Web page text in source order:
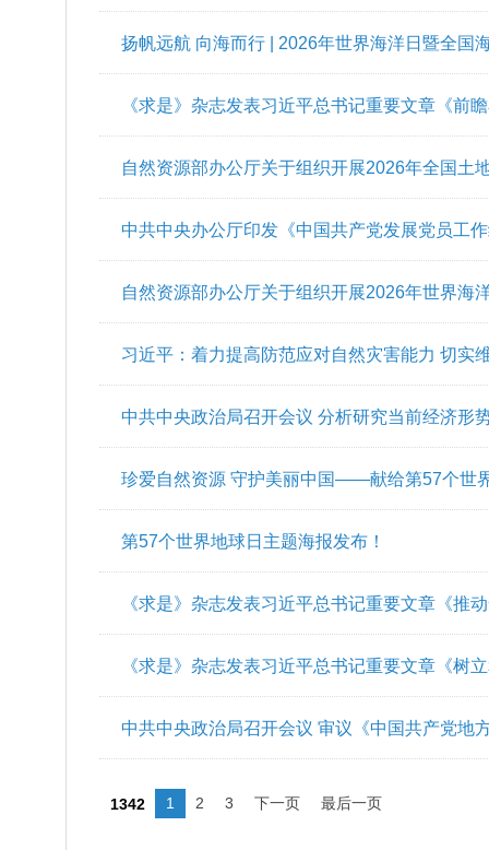
扬帆远航 向海而行 | 2026年世界海洋日暨全国
《求是》杂志发表习近平总书记重要文章《前
自然资源部办公厅关于组织开展2026年全国土
中共中央办公厅印发《中国共产党发展党员工
自然资源部办公厅关于组织开展2026年世界海
的通知
习近平：着力提高防范应对自然灾害能力 切实
中共中央政治局召开会议 分析研究当前经济形
平主持会议
珍爱自然资源 守护美丽中国——献给第57个世
第57个世界地球日主题海报发布！
《求是》杂志发表习近平总书记重要文章《推
《求是》杂志发表习近平总书记重要文章《树
中共中央政治局召开会议 审议《中国共产党地
记习近平主持会议
1342 1 2 3 下一页 最后一页